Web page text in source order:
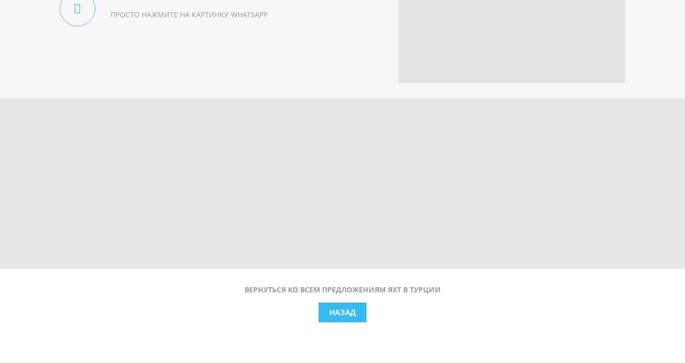
ПРОСТО НАЖМИТЕ НА КАРТИНКУ WHATSAPP
ВЕРНУТЬСЯ КО ВСЕМ ПРЕДЛОЖЕНИЯМ ЯХТ В ТУРЦИИ
НАЗАД